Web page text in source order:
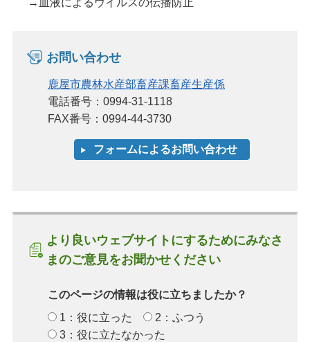
→血液によるウイルスの伝播防止
お問い合わせ
鹿屋市農林水産部畜産課畜産生産係
電話番号：0994-31-1118
FAX番号：0994-44-3730
より良いウェブサイトにするためにみなさ
まのご意見をお聞かせください
このページの情報は役に立ちましたか？
1：役に立った
2：ふつう
3：役に立たなかった